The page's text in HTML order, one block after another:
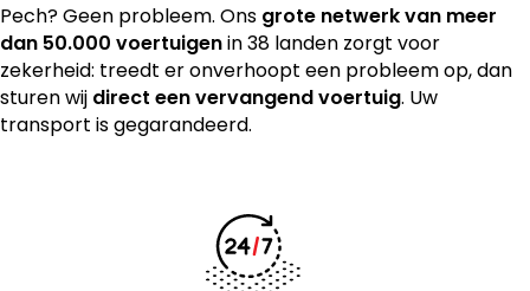
Pech? Geen probleem. Ons grote netwerk van meer
dan 50.000 voertuigenin 38 landen zorgt voor
zekerheid: treedt er onverhoopt een probleem op, dan
sturen wij direct een vervangend voertuig. Uw
transport is gegarandeerd.